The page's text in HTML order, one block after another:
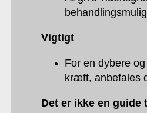
Vigtigt
For en dybere
kræft, anbefales
Det er ikke en guide